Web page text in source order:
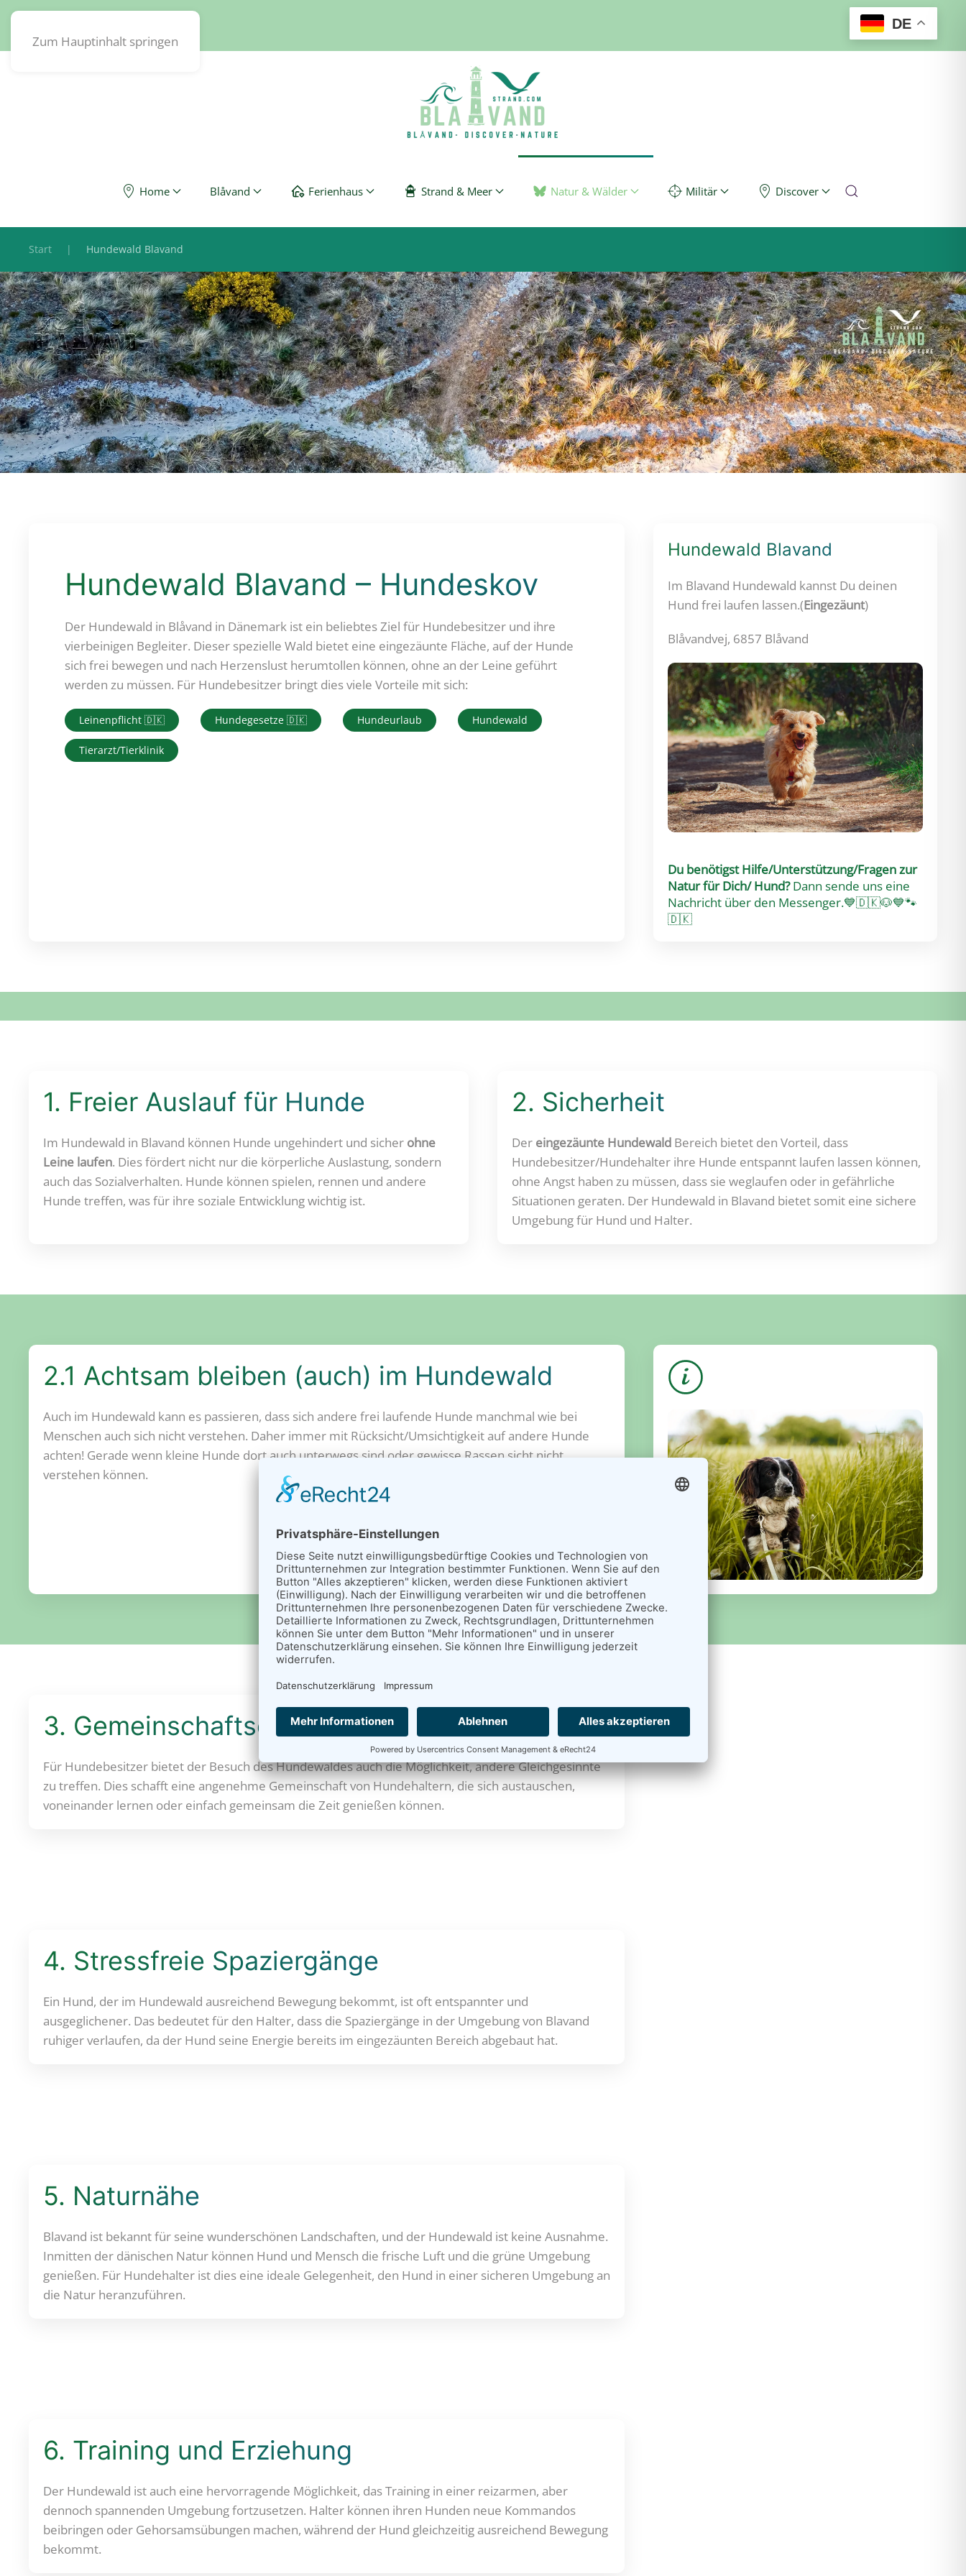
Zum Hauptinhalt springen
DE
Home Blåvand Ferienhaus Strand & Meer Natur & Wälder Militär Discover
Start Hundewald Blavand
Hundewald Blavand – Hundeskov
Der Hundewald in Blåvand in Dänemark ist ein beliebtes Ziel für Hundebesitzer und ihre
vierbeinigen Begleiter. Dieser spezielle Wald bietet eine eingezäunte Fläche, auf der Hunde
sich frei bewegen und nach Herzenslust herumtollen können, ohne an der Leine geführt
werden zu müssen. Für Hundebesitzer bringt dies viele Vorteile mit sich:
Leinenpflicht 🇩🇰 Hundegesetze 🇩🇰 Hundeurlaub Hundewald
Tierarzt/Tierklinik
Hundewald Blavand
Im Blavand Hundewald kannst Du deinen
Hund frei laufen lassen.(Eingezäunt)
Blåvandvej, 6857 Blåvand
Du benötigst Hilfe/Unterstützung/Fragen zur
Natur für Dich/ Hund?Dann sende uns eine
Nachricht über den Messenger.💙🇩🇰🐶💙🐾
🇩🇰
1. Freier Auslauf für Hunde
Im Hundewald in Blavand können Hunde ungehindert und sicher ohne
Leine laufen. Dies fördert nicht nur die körperliche Auslastung, sondern
auch das Sozialverhalten. Hunde können spielen, rennen und andere
Hunde treffen, was für ihre soziale Entwicklung wichtig ist.
2. Sicherheit
Der eingezäunte Hundewald Bereich bietet den Vorteil, dass
Hundebesitzer/Hundehalter ihre Hunde entspannt laufen lassen können,
ohne Angst haben zu müssen, dass sie weglaufen oder in gefährliche
Situationen geraten. Der Hundewald in Blavand bietet somit eine sichere
Umgebung für Hund und Halter.
2.1 Achtsam bleiben (auch) im Hundewald
Auch im Hundewald kann es passieren, dass sich andere frei laufende Hunde manchmal wie bei
Menschen auch sich nicht verstehen. Daher immer mit Rücksicht/Umsichtigkeit auf andere Hunde
achten! Gerade wenn kleine Hunde dort auch unterwegs sind oder gewisse Rassen sicht nicht
verstehen können.
3. Gemeinschaftserlebnis
Für Hundebesitzer bietet der Besuch des Hundewaldes auch die Möglichkeit, andere Gleichgesinnte
zu treffen. Dies schafft eine angenehme Gemeinschaft von Hundehaltern, die sich austauschen,
voneinander lernen oder einfach gemeinsam die Zeit genießen können.
4. Stressfreie Spaziergänge
Ein Hund, der im Hundewald ausreichend Bewegung bekommt, ist oft entspannter und
ausgeglichener. Das bedeutet für den Halter, dass die Spaziergänge in der Umgebung von Blavand
ruhiger verlaufen, da der Hund seine Energie bereits im eingezäunten Bereich abgebaut hat.
5. Naturnähe
Blavand ist bekannt für seine wunderschönen Landschaften, und der Hundewald ist keine Ausnahme.
Inmitten der dänischen Natur können Hund und Mensch die frische Luft und die grüne Umgebung
genießen. Für Hundehalter ist dies eine ideale Gelegenheit, den Hund in einer sicheren Umgebung an
die Natur heranzuführen.
6. Training und Erziehung
Der Hundewald ist auch eine hervorragende Möglichkeit, das Training in einer reizarmen, aber
dennoch spannenden Umgebung fortzusetzen. Halter können ihren Hunden neue Kommandos
beibringen oder Gehorsamsübungen machen, während der Hund gleichzeitig ausreichend Bewegung
bekommt.